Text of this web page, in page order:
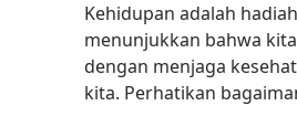
Kehidupan adalah
menunjukkan bahwa
dengan menjaga
kita. Perhatikan